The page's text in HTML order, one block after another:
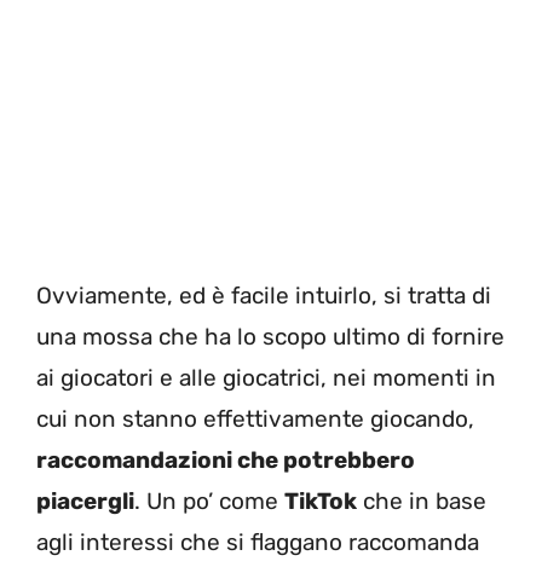
Ovviamente, ed è facile intuirlo, si tratta di
una mossa che ha lo scopo ultimo di fornire
ai giocatori e alle giocatrici, nei momenti in
cui non stanno effettivamente giocando,
raccomandazioni che potrebbero
piacergli. Un po’ come TikTok che in base
agli interessi che si flaggano raccomanda